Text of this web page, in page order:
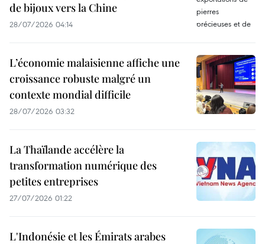
de bijoux vers la Chine
28/07/2026 04:14
L’économie malaisienne affiche une
croissance robuste malgré un
contexte mondial difficile
28/07/2026 03:32
La Thaïlande accélère la
transformation numérique des
petites entreprises
27/07/2026 01:22
L'Indonésie et les Émirats arabes